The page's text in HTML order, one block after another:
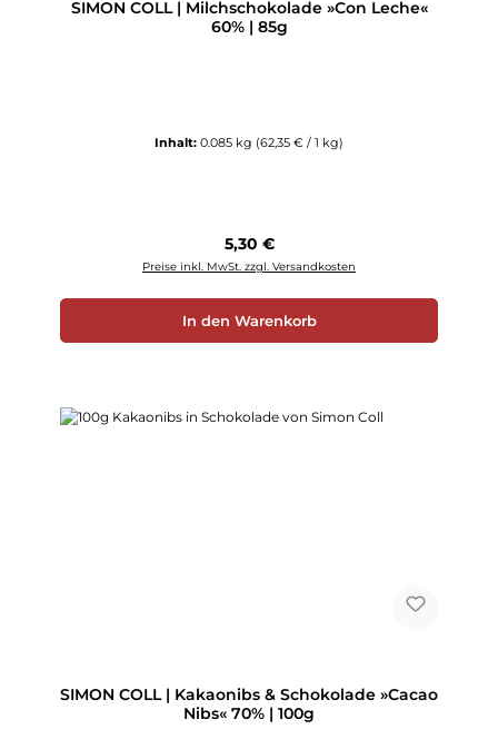
SIMON COLL | Milchschokolade »Con Leche«
60% | 85g
Inhalt: 0.085 kg (62,35 € / 1 kg)
Regulärer Preis:
5,30 €
Preise inkl. MwSt. zzgl. Versandkosten
In den Warenkorb
SIMON COLL | Kakaonibs & Schokolade »Cacao
Nibs« 70% | 100g